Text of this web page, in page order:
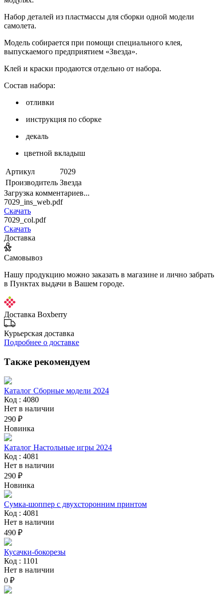
Набор деталей из пластмассы для сборки одной модели
самолета.
Модель собирается при помощи специального клея,
выпускаемого предприятием «Звезда».
Клей и краски продаются отдельно от набора.
Состав набора:
отливки
инструкция по сборке
декаль
цветной вкладыш
Артикул
7029
Производитель Звезда
Загрузка комментариев...
7029_ins_web.pdf
Скачать
7029_col.pdf
Скачать
Доставка
Самовывоз
Нашу продукцию можно заказать в магазине и лично забрать
в Пунктах выдачи в Вашем городе.
Доставка Boxberry
Курьерская доставка
Подробнее о доставке
Также рекомендуем
Каталог Сборные модели 2024
Код : 4080
Нет в наличии
290 ₽
Новинка
Каталог Настольные игры 2024
Код : 4081
Нет в наличии
290 ₽
Новинка
Сумка-шоппер с двухсторонним принтом
Код : 4081
Нет в наличии
490 ₽
Кусачки-бокорезы
Код : 1101
Нет в наличии
0 ₽